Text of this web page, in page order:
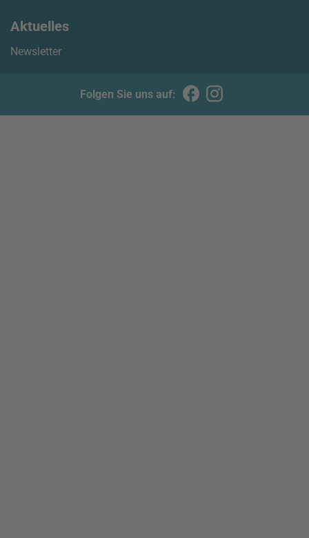
Aktuelles
Newsletter
Folgen Sie uns auf: